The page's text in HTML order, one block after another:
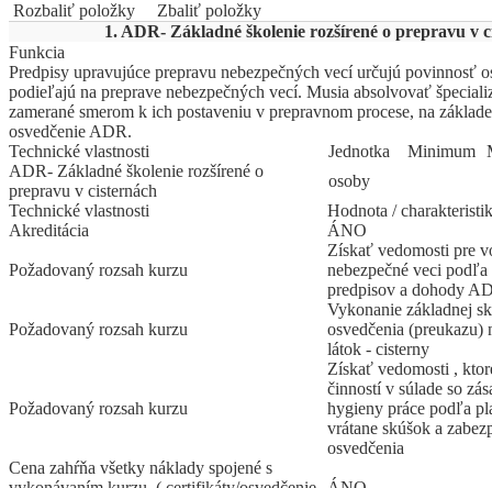
Rozbaliť položky
Zbaliť položky
1. ADR- Základné školenie rozšírené o prepravu v
Funkcia
Predpisy upravujúce prepravu nebezpečných vecí určujú povinnosť
podieľajú na preprave nebezpečných vecí. Musia absolvovať
zamerané smerom k ich postaveniu v prepravnom procese, na
osvedčenie ADR.
Technické vlastnosti
Jed­not­ka Mi­ni­mum
ADR- Základné školenie rozšírené o
prepravu v cisternách
osoby
Technické vlastnosti
Hodnota /
Akreditácia
ÁNO
Požadovaný rozsah kurzu
Získať vedomosti pre
nebezpečné veci
predpisov a dohody
Požadovaný rozsah kurzu
Vykonanie základnej
osvedčenia (preukazu)
látok - cisterny
Požadovaný rozsah kurzu
Získať vedomosti ,
činností v súlade so
hygieny práce podľa
vrátane skúšok a
osvedčenia
Cena zahŕňa všetky náklady spojené s